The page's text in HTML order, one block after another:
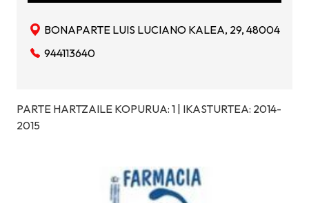
BONAPARTE LUIS LUCIANO KALEA, 29, 48004
944113640
PARTE HARTZAILE KOPURUA: 1 | IKASTURTEA: 2014-
2015